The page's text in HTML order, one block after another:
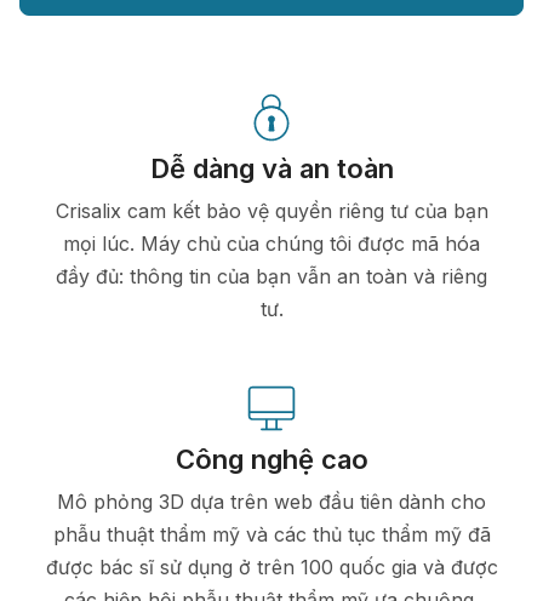
Dễ dàng và an toàn
Crisalix cam kết bảo vệ quyền riêng tư của bạn
mọi lúc. Máy chủ của chúng tôi được mã hóa
đầy đủ: thông tin của bạn vẫn an toàn và riêng
tư.
Công nghệ cao
Mô phỏng 3D dựa trên web đầu tiên dành cho
phẫu thuật thẩm mỹ và các thủ tục thẩm mỹ đã
được bác sĩ sử dụng ở trên 100 quốc gia và được